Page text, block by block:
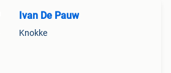
Ivan De Pauw
Knokke